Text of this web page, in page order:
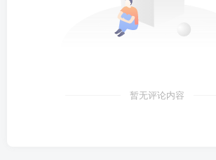
暂无评论内容